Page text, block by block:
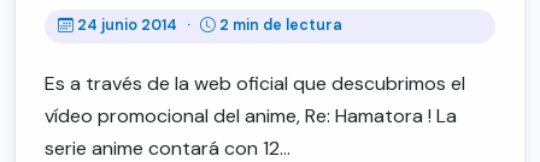
24 junio 2014 · 2 min de lectura
Es a través de la web oficial que descubrimos el
vídeo promocional del anime, Re: Hamatora ! La
serie anime contará con 12…